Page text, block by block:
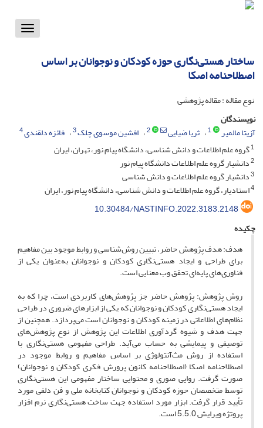
Toggle
ساختار هستی‌نگاری حوزه کودکان و نوجوانان بر اساس
اصطلاحنامه اصکا
نوع مقاله : مقاله پژوهشی
نویسندگان
آزیتا مالمیر
1 ثریا ضیایی 2 افشین موسوی چلک3 فائزه دلقندی4
1گروه علم اطلاعات و دانش شناسی، دانشگاه پیام نور، تهران، ایران
2دانشیار گروه علم اطلاعات دانشگاه پیام نور
3دانشیار گروه علم اطلاعات و دانش شناسی
4استادیار، گروه علم اطلاعات و دانش شناسی، دانشگاه پیام نور، ایران
10.30484/NASTINFO.2022.3183.2148
چکیده
هدف: هدف پژوهش حاضر، تبیین رو‌ش‌شناسی و روابط موجود بین مفاهیم
برای طراحی و ایجاد هستی‌نگاری‌ کودکان و نوجوانان به‌عنوان یکی از
فناوری‌های پایه‌ای تحقق وب‌ معنایی است.
روش پژوهش: پژوهش حاضر جز پژوهش‌های کاربردی است، چرا که به
ایجاد هستی‌نگاری کودکان و نوجوانان که یکی از ابزارهای ضروری در طراحی
نظام‌های اطلاعاتی در زمینه کودکان و نوجوانان است می‌پردازد. همچنین از
جهت هدف و شیوه گردآوری اطلاعات این پژوهش از نوع پژوهش‌های
توصیفی و پیمایشی به حساب می‌آید. طراحی مفهومی هستی‌نگاری با
استفاده از روش مث‌آنتولوژی بر اساس مفاهیم و روابط موجود در
اصطلاحنامه اصکا (اصطلاحنامه کانون پرورش فکری کودکان و نوجوانان)
صورت گرفت. روایی صوری و محتوایی ساختار مفهومی این هستی‌نگاری
توسط متخصصان حوزه کودکان و نوجوانان کتابخانه ملی و فن دلفی مورد
تأیید قرار گرفت. ابزار مورد استفاده جهت ساخت هستی‌نگاری نرم افزار
پروتژه ویرایش 5.5.0 است.